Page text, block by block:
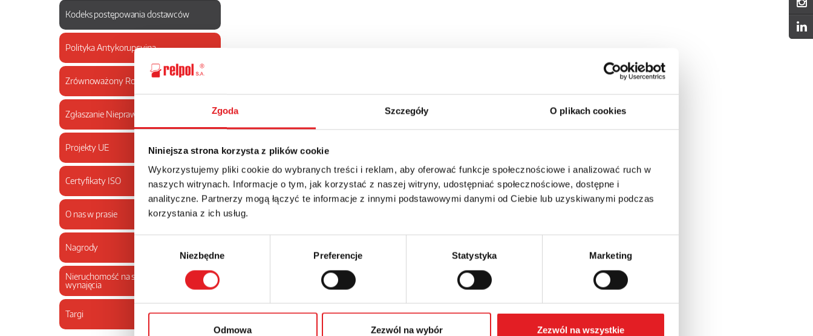
Zgoda Szczegóły O plikach cookies
Niniejsza strona korzysta z plików cookie
Wykorzystujemy pliki cookie do wybranych treści i reklam, aby oferować funkcje społecznościowe i analizować ruch w
naszych witrynach. Informacje o tym, jak korzystać z naszej witryny, udostępniać społecznościowe, dostępne i
analityczne. Partnerzy mogą łączyć te informacje z innymi podstawowymi danymi od Ciebie lub uzyskiwanymi podczas
korzystania z ich usług.
Niezbędne Preferencje Statystyka Marketing
Odmowa Zezwól na wybór Zezwól na wszystkie
Kodeks postępowania dostawców
Polityka Antykorupcyjna
Zrównoważony Rozwój
Zgłaszanie Nieprawidłowości
Projekty UE
Certyfikaty ISO
O nas w prasie
Nagrody
Nieruchomość na sprzedaż lub do
wynajęcia
Targi